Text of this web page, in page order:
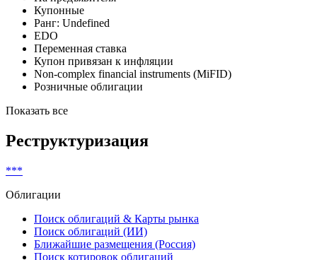
Классификатор выпуска
На предъявителя
Купонные
Ранг: Undefined
EDO
Купон привязан к инфляции
Реструктуризация
Облигации